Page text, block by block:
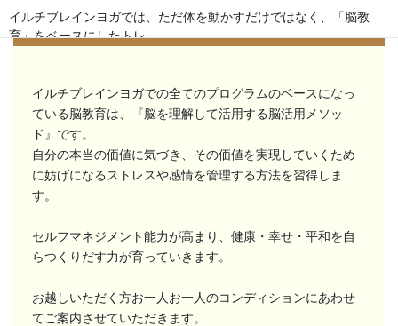
体験レッスンでお待ちしています
イルチブレインヨガでの全てのプログラムのベースになっ
ている脳教育は、『脳を理解して活用する脳活用メソッ
ド』です。
自分の本当の価値に気づき、その価値を実現していくため
に妨げになるストレスや感情を管理する方法を習得しま
す。
セルフマネジメント能力が高まり、健康・幸せ・平和を自
らつくりだす力が育っていきます。
お越しいただく方お一人お一人のコンディションにあわせ
てご案内させていただきます。
イルチブレインヨガでは、ただ体を動かすだけではなく、「脳教
育」をベースにしたトレ ...
2026年8月4日 / ブログ